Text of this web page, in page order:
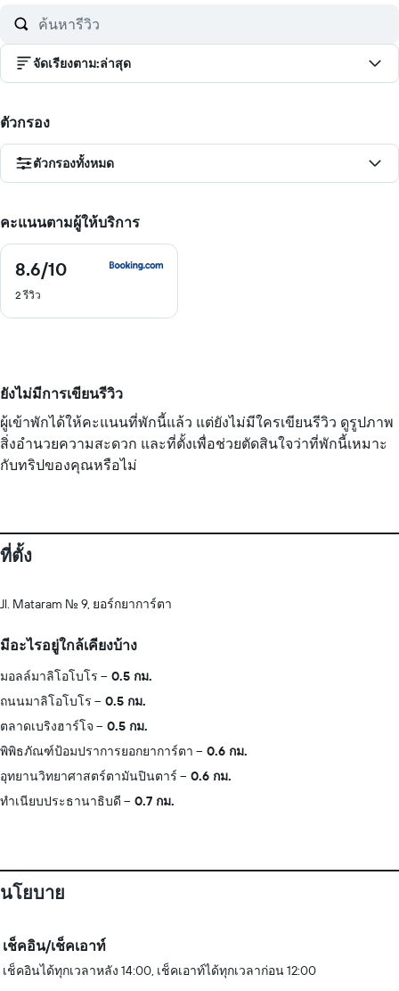
จัดเรียงตาม:ล่าสุด
ตัวกรอง
ตัวกรองทั้งหมด
คะแนนตามผู้ให้บริการ
8.6/10
8.6
10
2 รีวิว
ยังไม่มีการเขียนรีวิว
ผู้เข้าพักได้ให้คะแนนที่พักนี้แล้ว แต่ยังไม่มีใครเขียนรีวิว ดูรูปภาพ
สิ่งอำนวยความสะดวก และที่ตั้งเพื่อช่วยตัดสินใจว่าที่พักนี้เหมาะ
กับทริปของคุณหรือไม่
ที่ตั้ง
Jl. Mataram No. 9, ยอร์กยาการ์ตา
มีอะไรอยู่ใกล้เคียงบ้าง
มอลล์มาลิโอโบโร
0.5 กม.
ถนนมาลิโอโบโร
0.5 กม.
ตลาดเบริงฮาร์โจ
0.5 กม.
พิพิธภัณฑ์ป้อมปราการยอกยาการ์ตา
0.6 กม.
อุทยานวิทยาศาสตร์ตามันปินตาร์
0.6 กม.
ทำเนียบประธานาธิบดี
0.7 กม.
นโยบาย
เช็คอิน/เช็คเอาท์
เช็คอินได้ทุกเวลาหลัง 14:00, เช็คเอาท์ได้ทุกเวลาก่อน 12:00